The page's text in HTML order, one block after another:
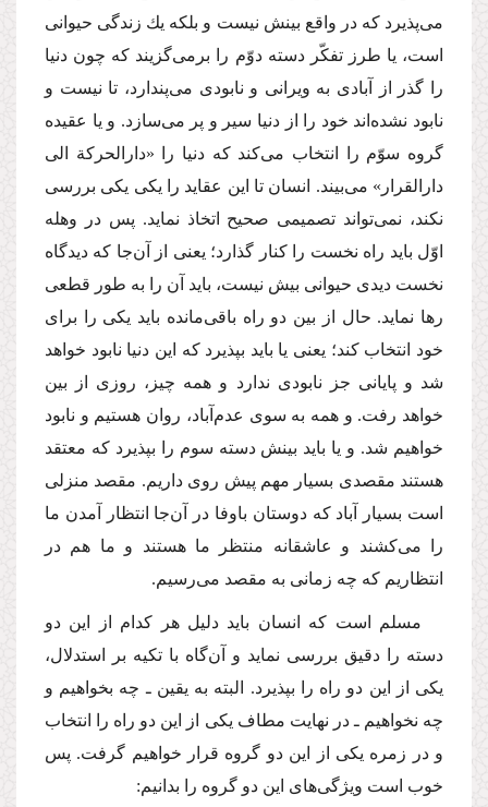
مى‌پذیرد كه در واقع بینش نیست و بلكه یك زندگى حیوانى
است، یا طرز تفكّر دسته دوّم را برمى‌گزیند كه چون دنیا
را گذر از آبادى به ویرانى و نابودى مى‌پندارد، تا نیست و
نابود نشده‌اند خود را از دنیا سیر و پر مى‌سازد. و یا عقیده
گروه سوّم را انتخاب مى‌كند كه دنیا را «دارالحركة الى
دارالقرار» مى‌بیند. انسان تا این عقاید را یكى یكى بررسى
نكند، نمى‌تواند تصمیمى صحیح اتخاذ نماید. پس در وهله
اوّل باید راه نخست را كنار گذارد؛ یعنى از آن‌جا كه دیدگاه
نخست دیدى حیوانى بیش نیست، باید آن را به طور قطعى
رها نماید. حال از بین دو راه باقى‌مانده باید یكى را براى
خود انتخاب كند؛ یعنى یا باید بپذیرد كه این دنیا نابود خواهد
شد و پایانى جز نابودى ندارد و همه چیز، روزى از بین
خواهد رفت. و همه به سوى عدم‌آباد، روان هستیم و نابود
خواهیم شد. و یا باید بینش دسته سوم را بپذیرد كه معتقد
هستند مقصدى بسیار مهم پیش روى داریم. مقصد منزلى
است بسیار آباد كه دوستان باوفا در آن‌جا انتظار آمدن ما
را مى‌كشند و عاشقانه منتظر ما هستند و ما هم در
انتظاریم كه چه زمانى به مقصد مى‌رسیم.
مسلم است كه انسان باید دلیل هر كدام از این دو
دسته را دقیق بررسى نماید و آن‌گاه با تكیه بر استدلال،
یكى از این دو راه را بپذیرد. البته به یقین ـ چه بخواهیم و
چه نخواهیم ـ در نهایت مطاف یكى از این دو راه را انتخاب
و در زمره یكى از این دو گروه قرار خواهیم گرفت. پس
خوب است ویژگى‌هاى این دو گروه را بدانیم: